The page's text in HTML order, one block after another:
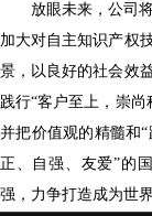
放眼未来，公司将
加大对自主知识产权
景，以良好的社会效
践行“客户至上，崇尚
并把价值观的精髓和
正、自强、友爱”的
强，力争打造成为世